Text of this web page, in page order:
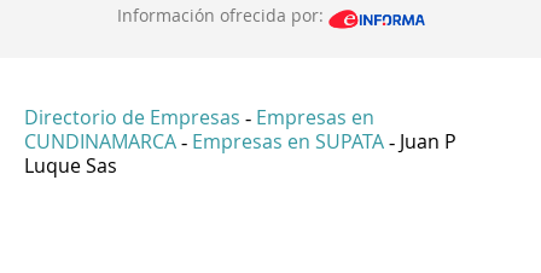
Información ofrecida por:
Directorio de Empresas - Empresas en
CUNDINAMARCA - Empresas en SUPATA - Juan P
Luque Sas